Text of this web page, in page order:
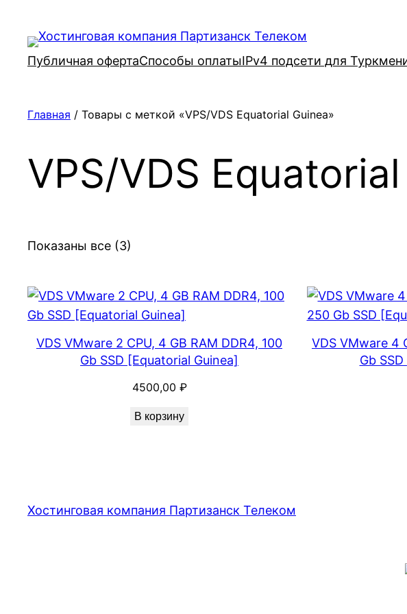
содержимому
Публичная офертаСпособы оплатыIPv4 подсети для
Главная / Товары с меткой «VPS/VDS Equatorial Guinea»
VPS/VDS
Показаны все (3)
VDS VMware 2 CPU, 4 GB RAM DDR4, 100
Gb SSD [Equatorial Guinea]
4500,00 ₽
В корзину
VDS VMware 4
Gb
Хостинговая компания Партизанск Телеком